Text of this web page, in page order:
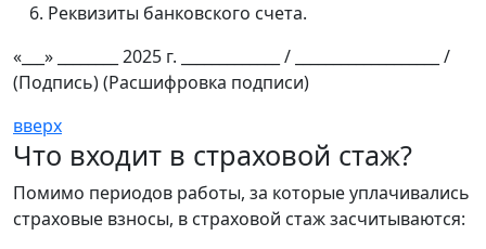
Реквизиты банковского счета.
«___» ________ 2025 г. _____________ / ___________________ /
(Подпись) (Расшифровка подписи)
вверх
Что входит в страховой стаж?
Помимо периодов работы, за которые уплачивались
страховые взносы, в страховой стаж засчитываются: